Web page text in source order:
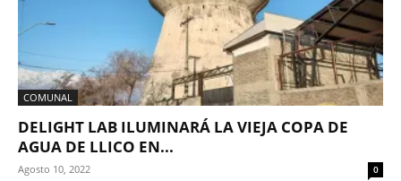
COMUNAL
DELIGHT LAB ILUMINARÁ LA VIEJA COPA DE
AGUA DE LLICO EN...
Agosto 10, 2022 0